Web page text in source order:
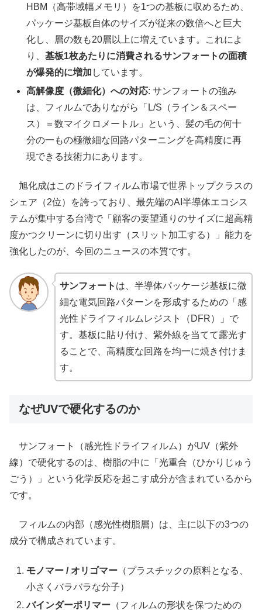
HBM（高帯域幅メモリ）を1つの基板に収めるため、
パッケージ基板自体のサイズが従来の数倍へと巨大
化し、層の数も20層以上に増えています。これによ
り、基板1枚あたりに消費されるサンフォートの面積
が爆発的に増加 しています。
高解像度（微細化）への対応: サンフォートの強み
は、フィルムでありながら「L/S（ライン＆スペー
ス）＝数マイクロメートル」という、髪の毛の何十
分の一もの極微細な回路パターニングを高精度に再
現できる技術力にあります。
旭化成はこのドライフィルム市場で世界トップクラスの
シェア（2位）を誇っており、最先端のAI半導体エコシス
テムが集中する台湾で「顧客の要望通りのサイズに超高精
度かつクリーンに切り出す（スリット加工する）」能力を
強化したのが、今回のニュースの本質です。
サンフォート は、半導体パッケージ基板に微
細な電気回路パターンを形成するための「感
光性ドライフィルムレジスト（DFR）」で
す。基板に貼り付け、紫外線を当てて露光す
ることで、高精度な回路を均一に焼き付けま
す。
なぜUVで硬化するのか
サンフォート（感光性ドライフィルム）がUV（紫外
線）で硬化するのは、樹脂の中に「光重合（ひかりじゅう
ごう）」という化学反応を起こす成分が含まれているから
です。
フィルムの内部（感光性樹脂層）は、主に以下の3つの
成分で構成されています。
モノマー / オリゴマー （プラスチックの原料となる、
小さくバラバラな分子）
バインダーポリマー （フィルムの形状を保つための